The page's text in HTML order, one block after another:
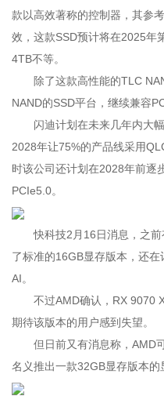
款以高效著称的控制器，其参
效，这款SSD预计将在2025年
4TB不等。
除了这款高性能的TLC
NAND的SSD平台，继续兼容
闪迪计划在未来几年内大幅
2028年让75%的产品线采用
时该公司还计划在2028年前逐
PCIe5.0。
快科技2月16日消息，之前
了标准的16GB显存版本，还
AI。
不过AMD确认，RX 9070
期待该版本的用户感到失望。
但日前又有消息称，AMD可
名义推出一款32GB显存版本的